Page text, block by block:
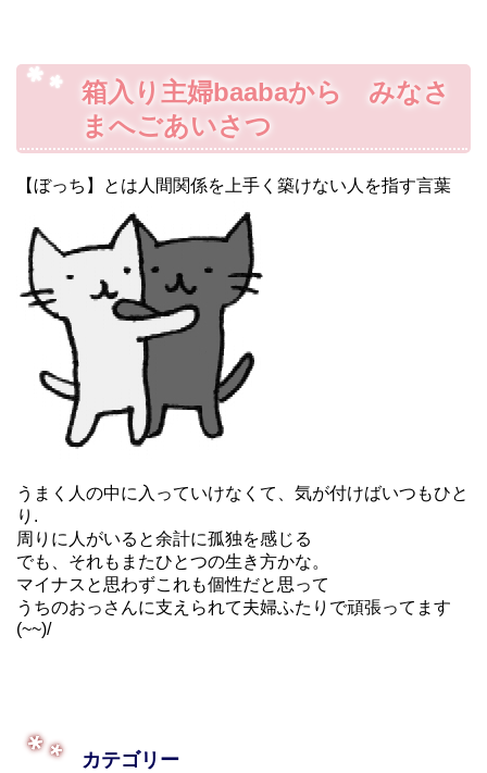
箱入り主婦baabaから みなさ
まへごあいさつ
【ぼっち】とは人間関係を上手く築けない人を指す言葉
うまく人の中に入っていけなくて、気が付けばいつもひと
り.
周りに人がいると余計に孤独を感じる
でも、それもまたひとつの生き方かな。
マイナスと思わずこれも個性だと思って
うちのおっさんに支えられて夫婦ふたりで頑張ってます
(~~)/
カテゴリー